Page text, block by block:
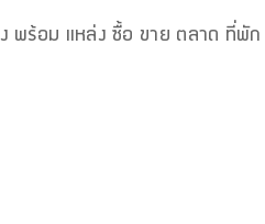
พร้อม แหล่ง ซื้อ ขาย ตลาด ที่พัก